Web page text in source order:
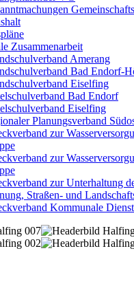
Zusammenarbeit
Amerang
Bad Endorf-
Eiselfing
Bad Endorf
Eiselfing
Planungsverband
zur
zur
zur Unterhaltung
Straßen- und
Kommunale